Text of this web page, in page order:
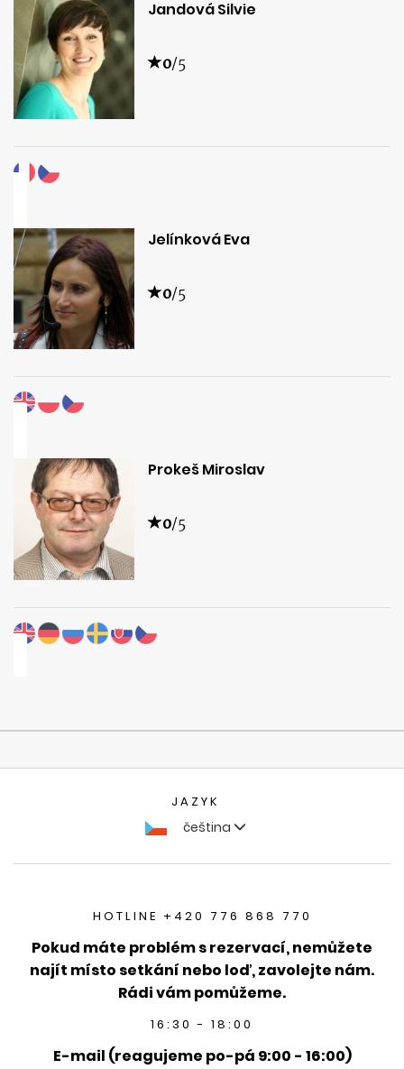
Jandová Silvie
0/5
Jelínková Eva
0/5
Prokeš Miroslav
0/5
JAZYK
čeština
HOTLINE +420 776 868 770
Pokud máte problém s rezervací, nemůžete
najít místo setkání nebo loď, zavolejte nám.
Rádi vám pomůžeme.
16:30 - 18:00
E-mail (reagujeme po-pá 9:00 - 16:00)